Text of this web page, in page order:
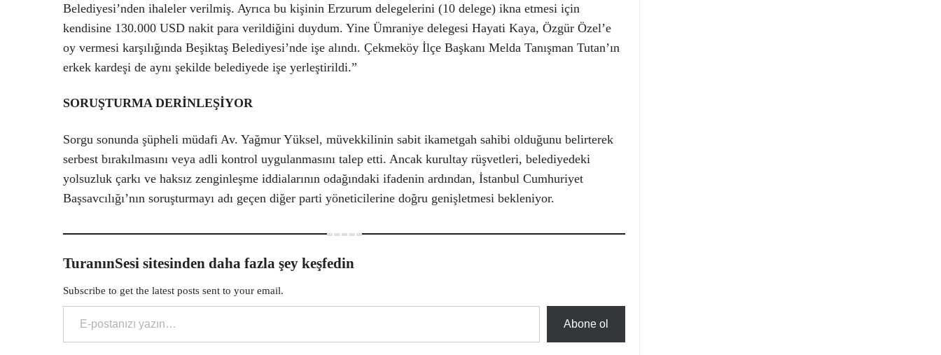
Belediyesi’nden ihaleler verilmiş. Ayrıca bu kişinin Erzurum delegelerini (10 delege) ikna etmesi için
kendisine 130.000 USD nakit para verildiğini duydum. Yine Ümraniye delegesi Hayati Kaya, Özgür Özel’e
oy vermesi karşılığında Beşiktaş Belediyesi’nde işe alındı. Çekmeköy İlçe Başkanı Melda Tanışman Tutan’ın
erkek kardeşi de aynı şekilde belediyede işe yerleştirildi.”
SORUŞTURMA DERİNLEŞİYOR
Sorgu sonunda şüpheli müdafi Av. Yağmur Yüksel, müvekkilinin sabit ikametgah sahibi olduğunu belirterek
serbest bırakılmasını veya adli kontrol uygulanmasını talep etti. Ancak kurultay rüşvetleri, belediyedeki
yolsuzluk çarkı ve haksız zenginleşme iddialarının odağındaki ifadenin ardından, İstanbul Cumhuriyet
Başsavcılığı’nın soruşturmayı adı geçen diğer parti yöneticilerine doğru genişletmesi bekleniyor.
TuranınSesi sitesinden daha fazla şey keşfedin
Subscribe to get the latest posts sent to your email.
E-postanızı yazın…
Abone ol